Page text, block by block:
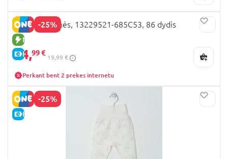
-25%
NAUJA PREKĖ
E-KAINA
NAME IT kelnės, 13229521-685C53, 86 dydis
14,99 €
19,99 €
Perkant bent 2 prekes internetu
-25%
E-KAINA